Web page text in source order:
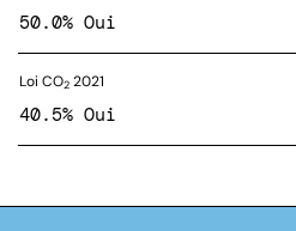
50.0% Oui
Loi CO2 2021
40.5% Oui